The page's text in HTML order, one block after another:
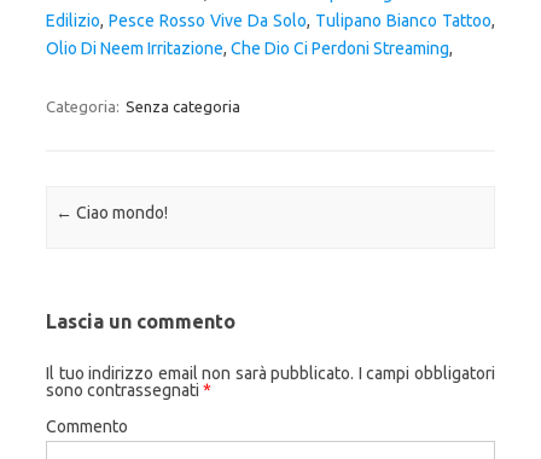
Edilizio, Pesce Rosso Vive Da Solo, Tulipano Bianco Tattoo,
Olio Di Neem Irritazione, Che Dio Ci Perdoni Streaming,
Categoria: Senza categoria
Navigazione articolo
← Ciao mondo!
Lascia un commento
Il tuo indirizzo email non sarà pubblicato. I campi obbligatori
sono contrassegnati *
Commento